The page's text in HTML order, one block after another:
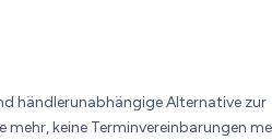
händlerunabhängige Alternative zur
keine Terminvereinbarungen